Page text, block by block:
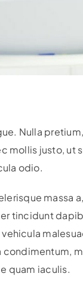
Nulla
mollis justo, ut
odio.
massa a,
tincidunt
condimentum,
quam iaculis.